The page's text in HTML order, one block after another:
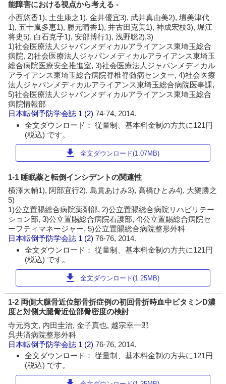
能障害における視点から考える -
小西悠香1), 土生康之1), 金井優宜3), 武井真由美2), 壇美津代
1), 五十嵐多恵1), 勝元晴香1), 井古田克美1), 神成宏枝3), 堀江
将史5), 白石克子1), 安部博行1), 浅野聡2),3)
1)社会医療法人ジャパンメディカルアライアンス東埼玉総合
病院, 2)社会医療法人ジャパンメディカルアライアンス東埼玉
総合病院医療安全推進室, 3)社会医療法人ジャパンメディカル
アライアンス東埼玉総合病院脊椎脊髄病センター, 4)社会医療
法人ジャパンメディカルアライアンス東埼玉総合病院医事課,
5)社会医療法人ジャパンメディカルアライアンス東埼玉総合
病院情報部
日本転倒予防学会誌 1 (2)74-74, 2014.
全文ダウンロード： 従量制、基本料金制の方共に121円
(税込) です。
download 全文ダウンロード(1.07MB)
1-1 睡眠薬と転倒インシデントの関連性
横澤大輔1), 阿部宜行2), 島貫あけみ3), 高橋ひとみ4), 大樂勝之
5)
1)公立置賜総合病院薬剤部, 2)公立置賜総合病院リハビリテー
ション部, 3)公立置賜総合病院看護部, 4)公立置賜総合病院セ
ーフティマネージャー, 5)公立置賜総合病院整形外科
日本転倒予防学会誌 1 (2)76-76, 2014.
全文ダウンロード： 従量制、基本料金制の方共に121円
(税込) です。
download 全文ダウンロード(1.25MB)
1-2 両側大腿骨近位部骨折症例の初回骨折時血中ビタミンD濃
度と対側大腿骨近位部骨密度の検討
寺元秀文, 内田圭治, 金子真也, 越宗幸一郎
呉共済病院整形外科
日本転倒予防学会誌 1 (2)76-76, 2014.
全文ダウンロード： 従量制、基本料金制の方共に121円
(税込) です。